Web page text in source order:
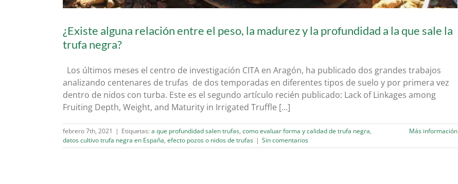
¿Existe alguna relación entre el peso, la madurez y la profundidad a la que sale la
trufa negra?
Los últimos meses el centro de investigación CITA en Aragón, ha publicado dos grandes trabajos
analizando centenares de trufas de dos temporadas en diferentes tipos de suelo y por primera vez
dentro de nidos con turba. Este es el segundo artículo recién publicado: Lack of Linkages among
Fruiting Depth, Weight, and Maturity in Irrigated Truffle [...]
febrero 7th, 2021 | Etiquetas: a que profundidad salen trufas, como evaluar forma y calidad de trufa negra,
datos cultivo trufa negra en España, efecto pozos o nidos de trufas | Sin comentarios
Más información